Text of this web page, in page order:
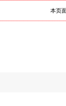
本页